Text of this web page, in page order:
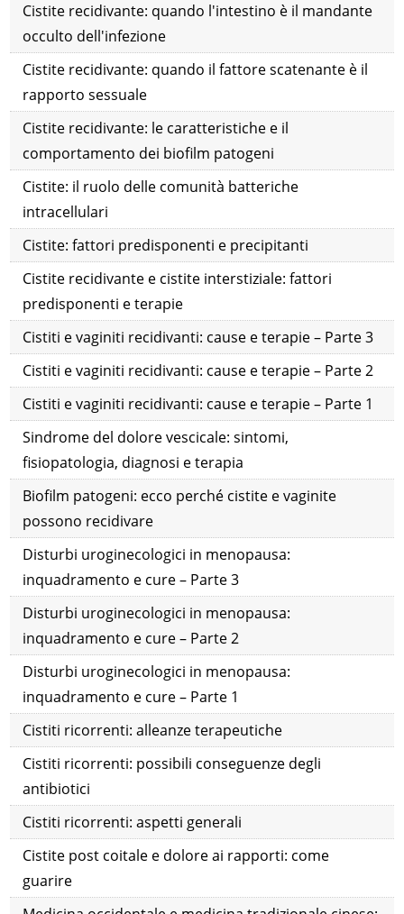
Cistite recidivante: quando l'intestino è il mandante
occulto dell'infezione
Cistite recidivante: quando il fattore scatenante è il
rapporto sessuale
Cistite recidivante: le caratteristiche e il
comportamento dei biofilm patogeni
Cistite: il ruolo delle comunità batteriche
intracellulari
Cistite: fattori predisponenti e precipitanti
Cistite recidivante e cistite interstiziale: fattori
predisponenti e terapie
Cistiti e vaginiti recidivanti: cause e terapie – Parte 3
Cistiti e vaginiti recidivanti: cause e terapie – Parte 2
Cistiti e vaginiti recidivanti: cause e terapie – Parte 1
Sindrome del dolore vescicale: sintomi,
fisiopatologia, diagnosi e terapia
Biofilm patogeni: ecco perché cistite e vaginite
possono recidivare
Disturbi uroginecologici in menopausa:
inquadramento e cure – Parte 3
Disturbi uroginecologici in menopausa:
inquadramento e cure – Parte 2
Disturbi uroginecologici in menopausa:
inquadramento e cure – Parte 1
Cistiti ricorrenti: alleanze terapeutiche
Cistiti ricorrenti: possibili conseguenze degli
antibiotici
Cistiti ricorrenti: aspetti generali
Cistite post coitale e dolore ai rapporti: come
guarire